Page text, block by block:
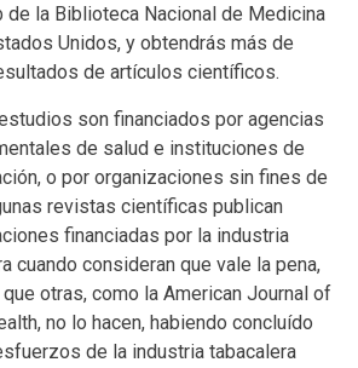
de la Biblioteca Nacional de Medicina
Unidos, y obtendrás más de
de artículos científicos.
son financiados por agencias
de salud e instituciones de
o por organizaciones sin fines de
revistas científicas publican
financiadas por la industria
cuando consideran que vale la pena,
otras, como la American Journal of
no lo hacen, habiendo concluído
de la industria tabacalera